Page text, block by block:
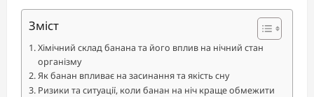
Зміст
Хімічний склад банана та його вплив на нічний стан
організму
Як банан впливає на засинання та якість сну
Ризики та ситуації, коли банан на ніч краще обмежити